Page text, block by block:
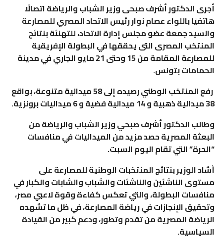
أجرى الدكتور أشرف صبحى وزير الشباب والرياضة اتصالًا
هاتفيًا باللواء عصام نوار رئيس الاتحاد المصري للمصارعة
والسيد جمعة عضو مجلس إدارة الاتحاد، للتهنئة بنتائج
المنتخب المصرى التى يحققها في البطولة الإفريقية
للمصارعة المقامة من 15 وحتى 21 مايو الجاري في مدينة
الحمامات بتونس.
رفع المنتخب الوطني رصيده إلى 58 ميدالية متنوعة، بواقع
38 ميدالية ذهبية و 14 ميدالية فضية و 6 ميداليات برونزية.
وطالب الدكتور أشرف صبحي وزير الشباب والرياضة من
البعثة المصرية حصد مزيد من الميداليات في منافسات
“الحرة” التي تقام اليوم السبت.
أشاد الوزير بنتائج المنتخبات الوطنية للمصارعة على
مستوى الناشئين والناشئات والشباب والشابات والكبار في
منافسات البطولة، والتي تعكس كفاءة وقوة لاعبي مصر،
وتحقيق الإنجازات في رياضة المصارعة، في ظل ما تشهده
الرياضة المصرية من تقدم وتطور، ودعم كبير من القيادة
السياسية.